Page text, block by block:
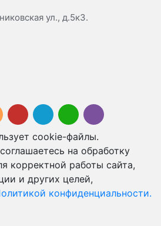
ул., д.5к3.
cookie-файлы.
на обработку
корректной работы сайта,
и других целей,
конфиденциальности.